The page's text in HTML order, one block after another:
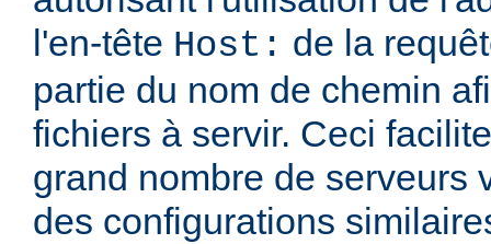
l'en-tête Host: de la
partie du nom de chemin
fichiers à servir. Ceci
grand nombre de serveurs
des configurations